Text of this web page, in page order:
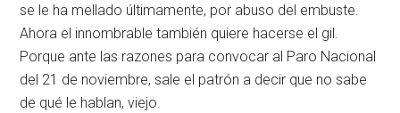
se le ha mellado últimamente, por abuso del embuste.
Ahora el innombrable también quiere hacerse el gil.
Porque ante las razones para convocar al Paro Nacional
del 21 de noviembre, sale el patrón a decir que no sabe
de qué le hablan, viejo.